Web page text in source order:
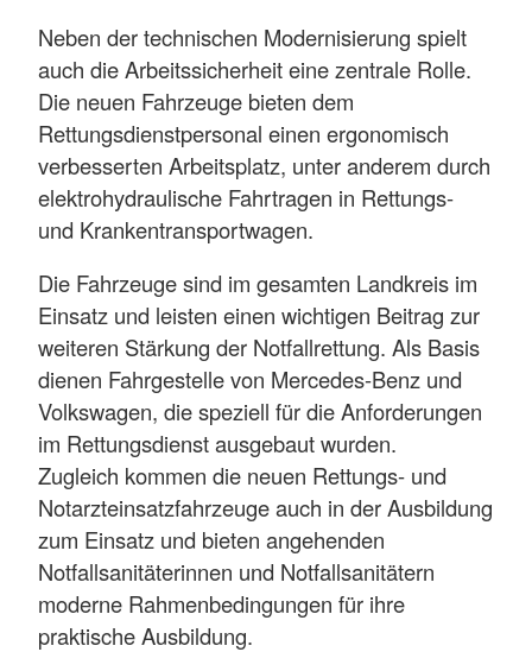
Neben der technischen Modernisierung spielt
auch die Arbeitssicherheit eine zentrale Rolle.
Die neuen Fahrzeuge bieten dem
Rettungsdienstpersonal einen ergonomisch
verbesserten Arbeitsplatz, unter anderem durch
elektrohydraulische Fahrtragen in Rettungs-
und Krankentransportwagen.
Die Fahrzeuge sind im gesamten Landkreis im
Einsatz und leisten einen wichtigen Beitrag zur
weiteren Stärkung der Notfallrettung. Als Basis
dienen Fahrgestelle von Mercedes-Benz und
Volkswagen, die speziell für die Anforderungen
im Rettungsdienst ausgebaut wurden.
Zugleich kommen die neuen Rettungs- und
Notarzteinsatzfahrzeuge auch in der Ausbildung
zum Einsatz und bieten angehenden
Notfallsanitäterinnen und Notfallsanitätern
moderne Rahmenbedingungen für ihre
praktische Ausbildung.